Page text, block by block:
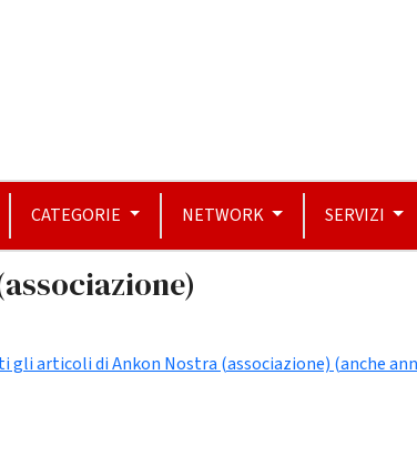
CATEGORIE NETWORK SERVIZI
gli articoli di Ankon Nostra (associazione) (anche